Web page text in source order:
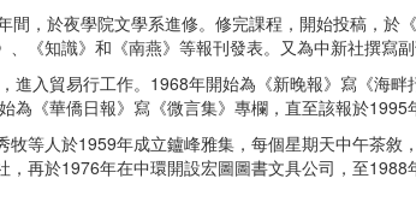
間，於夜學院文學系進修。修完課程，開始投稿，
、《知識》和《南燕》等報刊發表。又為中新社撰寫副
進入貿易行工作。1968年開始為《新晚報》寫《海
為《華僑日報》寫《微言集》專欄，直至該報於1995
牧等人於1959年成立鑪峰雅集，每個星期天中午茶
，再於1976年在中環開設宏圖圖書文具公司，至